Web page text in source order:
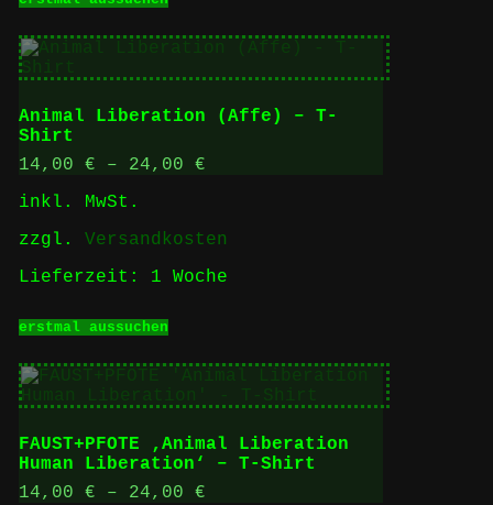
Produkt
mehrere
auf.
Die
Optionen
auf
werden
Animal Liberation (Affe) – T-
Shirt
14,00 € – 24,00 €
inkl. MwSt.
zzgl. Versandkosten
Lieferzeit: 1 Woche
erstmal aussuchenProdukt
mehrere
Varianten
auf.
Die
Optionen
können
auf
FAUST+PFOTE ‚Animal Liberation
Human Liberation‘ – T-Shirt
14,00 € – 24,00 €